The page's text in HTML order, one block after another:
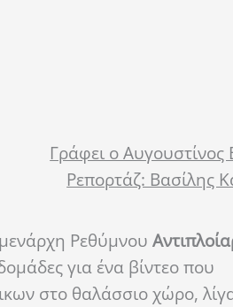
Γράφει ο Αυγουστίνος
Ρεπορτάζ: Βασίλης
Ρεθύμνου
για ένα βίντεο που
στο θαλάσσιο χώρο,